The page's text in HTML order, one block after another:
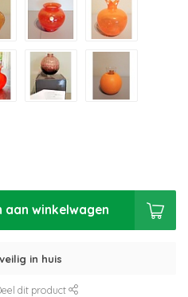
aan winkelwagen
in huis
dit product